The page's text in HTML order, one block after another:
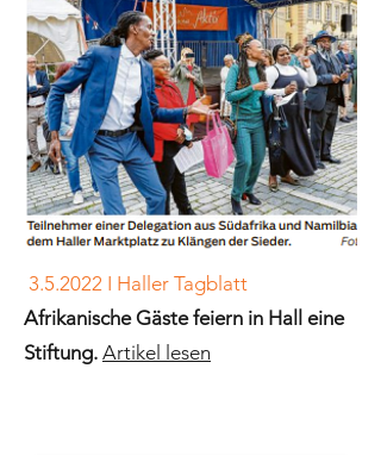
3.5.2022 I Haller Tagblatt
Afrikanische Gäste feiern in Hall eine
Stiftung. Artikel lesen